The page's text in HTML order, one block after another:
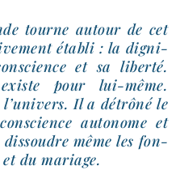
tourne autour de cet
éta­bli : la digni­
et sa liber­té.
pour lui-​même.
l’univers. Il a détrô­né le
auto­nome et
dis­soudre même les fon­
du mariage.